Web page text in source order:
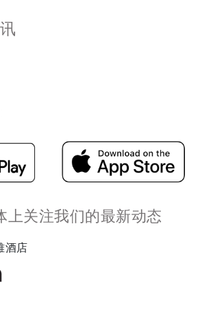
上关注我们的最新动态
酒店